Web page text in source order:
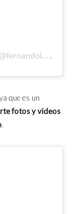
A
post shared by Fernando Lozada Zuniga (@fernandolozu)
que es un
fotos y videos
.